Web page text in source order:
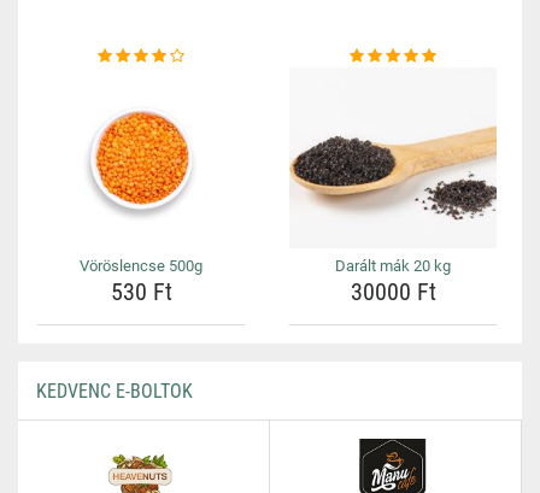
Vöröslencse 500g
530 Ft
Darált mák 20 kg
30000 Ft
KEDVENC E-BOLTOK